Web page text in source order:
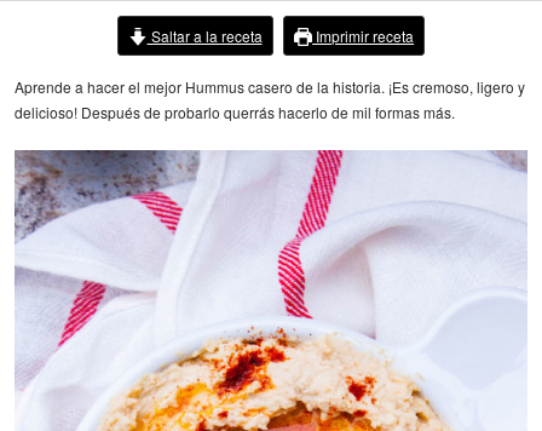
Saltar a la receta Imprimir receta
Aprende a hacer el mejor Hummus casero de la historia. ¡Es cremoso, ligero y
delicioso! Después de probarlo querrás hacerlo de mil formas más.